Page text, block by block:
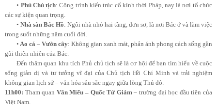
• Phủ Chủ tịch: Công trình kiến trúc cổ kính thời Pháp, nay là nơi tổ chức
các sự kiện quan trọng.
• Nhà sàn Bác Hồ: Ngôi nhà nhỏ hai tầng, đơn sơ, là nơi Bác ở và làm việc
trong suốt những năm cuối đời.
• Ao cá – Vườn cây: Không gian xanh mát, phản ánh phong cách sống gần
gũi thiên nhiên của Bác.
Đến thăm quan khu tích Phủ chủ tịch sẽ là cơ hội để bạn tìm hiểu về cuộc
sống giản dị và tư tưởng vĩ đại của Chủ tịch Hồ Chí Minh và trải nghiệm
không gian lịch sử – văn hóa sâu sắc ngay giữa lòng Thủ đô.
11h00: Tham quan Văn Miếu – Quốc Tử Giám – trường đại học đầu tiên của
Việt Nam.